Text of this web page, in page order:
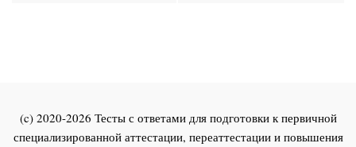
(c) 2020-2026 Тесты с ответами для подготовки к первичной
специализированной аттестации, переаттестации и повышения